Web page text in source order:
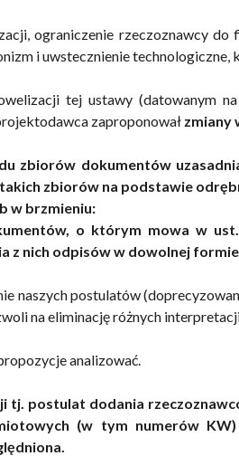
ograniczenie rzeczoznawcy
i uwstecznienie technologiczne,
tej ustawy (datowanym
zaproponował zmiany
zbiorów dokumentów
zbiorów na podstawie
w brzmieniu:
o którym mowa w
z nich odpisów w dowolnej
naszych postulatów
na eliminację różnych
analizować.
tj. postulat dodania
(w tym numerów